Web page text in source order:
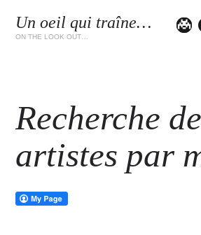
Un oeil qui traîne…
ON THE LOOK OUT…
Recherche
artistes par